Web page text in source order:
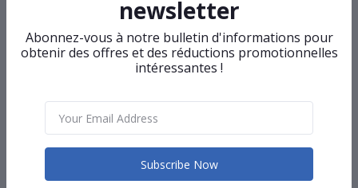
Top Selling Products
5 000F
newsletter
Abonnez-vous à notre bulletin d'informations pour
obtenir des offres et des réductions promotionnelles
intéressantes !
Subscribe Now